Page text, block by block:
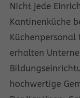
Nicht jede
Kantinenküche
erhalten
hochwertige